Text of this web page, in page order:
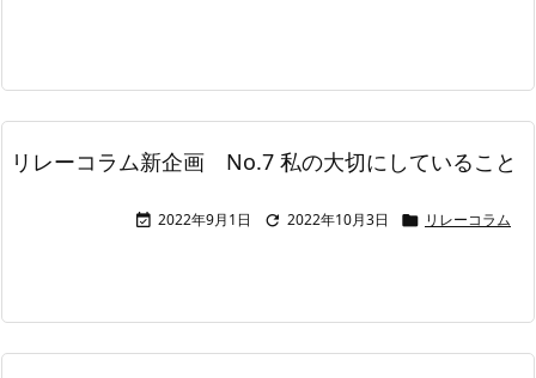
リレーコラム新企画 No.7 私の大切にしていること
 2022年9月1日  2022年10月3日  リレーコラム